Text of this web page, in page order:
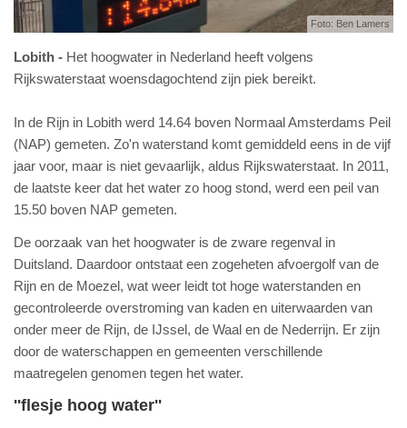
Foto: Ben Lamers
Lobith
Het hoogwater in Nederland heeft volgens
Rijkswaterstaat woensdagochtend zijn piek bereikt.
In de Rijn in Lobith werd 14.64 boven Normaal Amsterdams Peil
(NAP) gemeten. Zo'n waterstand komt gemiddeld eens in de vijf
jaar voor, maar is niet gevaarlijk, aldus Rijkswaterstaat. In 2011,
de laatste keer dat het water zo hoog stond, werd een peil van
15.50 boven NAP gemeten.
De oorzaak van het hoogwater is de zware regenval in
Duitsland. Daardoor ontstaat een zogeheten afvoergolf van de
Rijn en de Moezel, wat weer leidt tot hoge waterstanden en
gecontroleerde overstroming van kaden en uiterwaarden van
onder meer de Rijn, de IJssel, de Waal en de Nederrijn. Er zijn
door de waterschappen en gemeenten verschillende
maatregelen genomen tegen het water.
''flesje hoog water''